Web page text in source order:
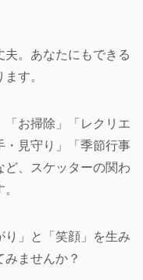
。あなたにもできる
す。
お掃除」「レクリエ
・見守り」「季節行事
、スケッターの関わ
り」と「笑顔」を生み
ませんか？